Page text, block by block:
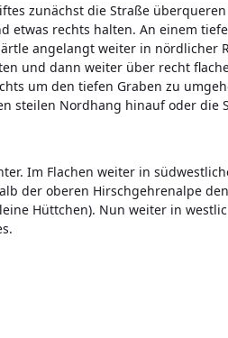
zunächst die Straße
etwas rechts halten. An einem
angelangt weiter in nördlicher
und dann weiter über recht
um den tiefen Graben zu
steilen Nordhang hinauf oder die
Im Flachen weiter in
der oberen Hirschgehrenalpe
Hüttchen). Nun weiter in